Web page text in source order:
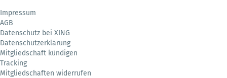
Impressum
AGB
Datenschutz bei XING
Datenschutzerklärung
Mitgliedschaft kündigen
Tracking
Mitgliedschaften widerrufen